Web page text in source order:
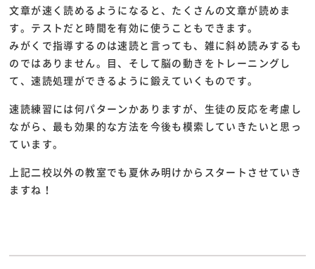
文章が速く読めるようになると、たくさんの文章が読めま
す。テストだと時間を有効に使うこともできます。
みがくで指導するのは速読と言っても、雑に斜め読みするも
のではありません。目、そして脳の動きをトレーニングし
て、速読処理ができるように鍛えていくものです。
速読練習には何パターンかありますが、生徒の反応を考慮し
ながら、最も効果的な方法を今後も模索していきたいと思っ
ています。
上記二校以外の教室でも夏休み明けからスタートさせていき
ますね！